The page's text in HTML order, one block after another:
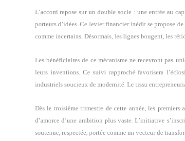
L’accord repose sur un double socle : une entrée au
porteurs d’idées. Ce levier financier inédit se propose
comme incertains. Désormais, les lignes bougent, les
Les bénéficiaires de ce mécanisme ne recevront pas
leurs inventions. Ce suivi rapproché favorisera
industriels soucieux de modernité. Le tissu
Dès le troisième trimestre de cette année, les
d’amorce d’une ambition plus vaste. L’initiative
soutenue, respectée, portée comme un vecteur de